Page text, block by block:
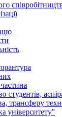
студентів,
трансферу
університету"